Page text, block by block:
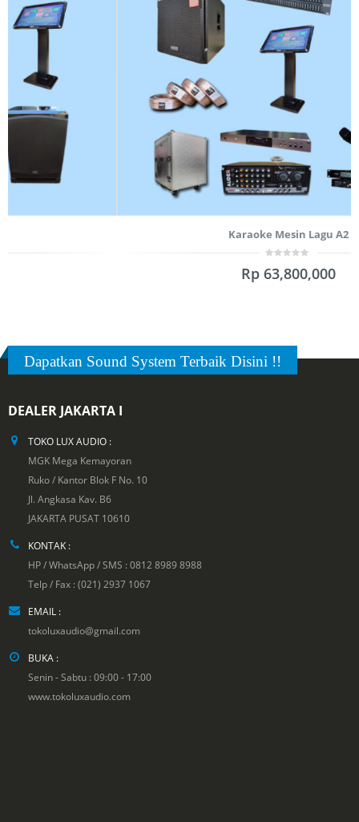
Karaoke Mesin Lagu A2
Dapatkan Sound System Terbaik Disini !!
DEALER JAKARTA I
TOKO LUX AUDIO :
MGK Mega Kemayoran
Ruko / Kantor Blok F No. 10
Jl. Angkasa Kav. B6
JAKARTA PUSAT 10610
KONTAK :
HP / WhatsApp / SMS : 0812 8989 8988
Telp / Fax : (021) 2937 1067
EMAIL :
tokoluxaudio@gmail.com
BUKA :
Senin - Sabtu : 09:00 - 17:00
www.tokoluxaudio.com